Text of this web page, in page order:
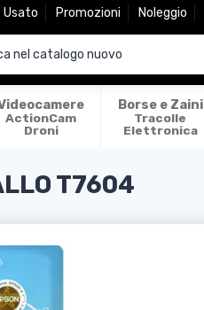
Usato Promozioni Noleggio
ActionCam
Droni
Borse e Zaini
Tracolle
Elettronica
T7604